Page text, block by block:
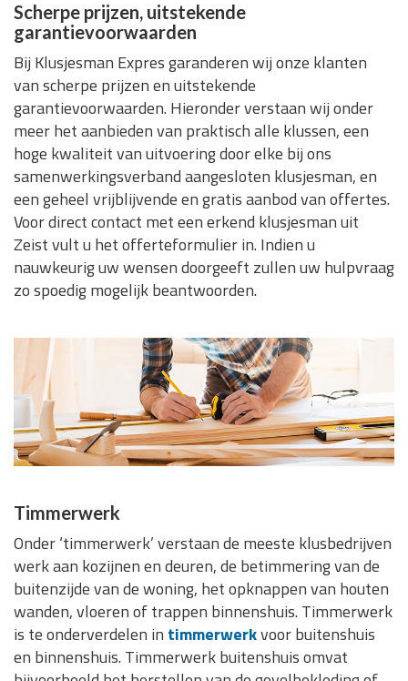
Scherpe prijzen, uitstekende
garantievoorwaarden
Bij Klusjesman Expres garanderen wij onze klanten
van scherpe prijzen en uitstekende
garantievoorwaarden. Hieronder verstaan wij onder
meer het aanbieden van praktisch alle klussen, een
hoge kwaliteit van uitvoering door elke bij ons
samenwerkingsverband aangesloten klusjesman, en
een geheel vrijblijvende en gratis aanbod van offertes.
Voor direct contact met een erkend klusjesman uit
Zeist vult u het offerteformulier in. Indien u
nauwkeurig uw wensen doorgeeft zullen uw hulpvraag
zo spoedig mogelijk beantwoorden.
Timmerwerk
Onder ‘timmerwerk’ verstaan de meeste klusbedrijven
werk aan kozijnen en deuren, de betimmering van de
buitenzijde van de woning, het opknappen van houten
wanden, vloeren of trappen binnenshuis. Timmerwerk
is te onderverdelen in timmerwerkvoor buitenshuis
en binnenshuis. Timmerwerk buitenshuis omvat